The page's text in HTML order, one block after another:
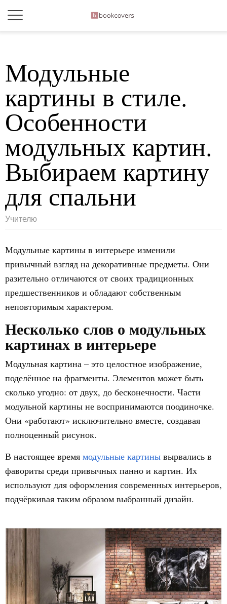
Модульные
картины в стиле.
Особенности
модульных картин.
Выбираем картину
для спальни
Учителю
Модульные картины в интерьере изменили
привычный взгляд на декоративные предметы. Они
разительно отличаются от своих традиционных
предшественников и обладают собственным
неповторимым характером.
Несколько слов о модульных
картинах в интерьере
Модульная картина – это целостное изображение,
поделённое на фрагменты. Элементов может быть
сколько угодно: от двух, до бесконечности. Части
модульной картины не воспринимаются поодиночке.
Они «работают» исключительно вместе, создавая
полноценный рисунок.
В настоящее время модульные картины вырвались в
фавориты среди привычных панно и картин. Их
используют для оформления современных интерьеров,
подчёркивая таким образом выбранный дизайн.